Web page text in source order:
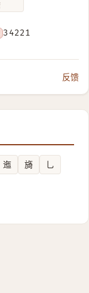
34221
反馈
迤 旖
乚